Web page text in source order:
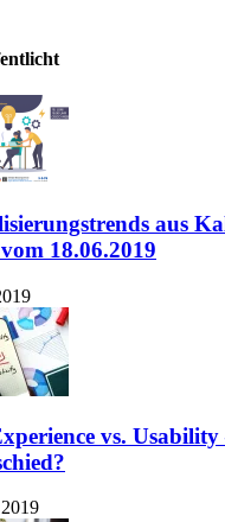
aus
18.06.2019
vs.